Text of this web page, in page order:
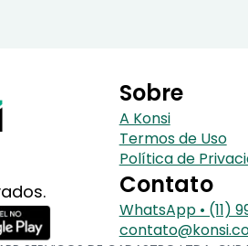
Sobre
A Konsi
Termos de Uso
Política de
Contato
WhatsApp • (11)